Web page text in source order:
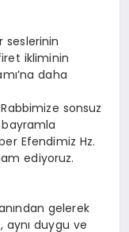
seslerinin
ikliminin
daha
sonsuz
Efendimiz Hz.
ediyoruz.
gelerek
duygu ve